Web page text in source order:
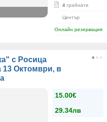
4 грабнати
Център
Онлайн резервация
с Росица
13 Октомври, в
15.00€
29.34лв